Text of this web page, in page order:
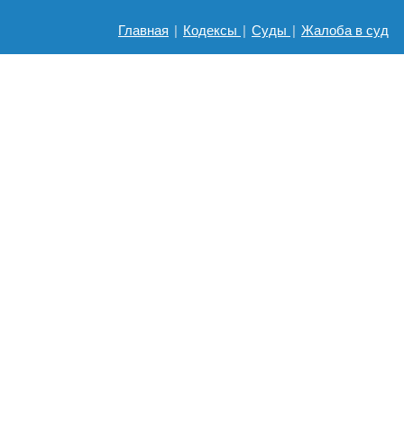
Главная | Кодексы | Суды | Жалоба в суд